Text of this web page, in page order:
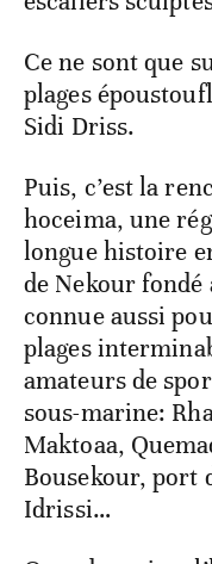
Ce ne sont que
plages
Sidi Driss.
Puis, c’est la
hoceima, une
longue histoire
de Nekour fondé
connue aussi
plages
amateurs de
sous-marine:
Maktoaa,
Bousekour, port
Idrissi…